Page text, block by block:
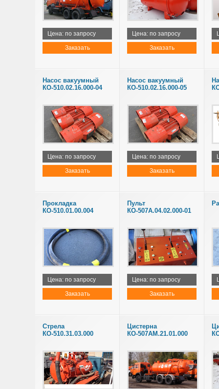
Цена: по запросу
Заказать
Цена: по запросу
Заказать
Насос вакуумный
КО-510.02.16.000-04
Цена: по запросу
Заказать
Насос вакуумный
КО-510.02.16.000-05
Цена: по запросу
Заказать
Прокладка
КО-510.01.00.004
Цена: по запросу
Заказать
Пульт
КО-507А.04.02.000-01
Цена: по запросу
Заказать
Стрела
КО-510.31.03.000
Цистерна
КО-507АМ.21.01.000